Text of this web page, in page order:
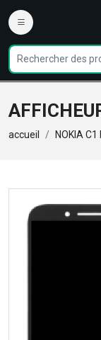
accueil NOKIA C1